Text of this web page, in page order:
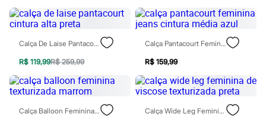
Tops
Moda íntima
Cintas e Modeladores
Meias
Pijamas
Sutiãs e Tops
Moda praia
Biquínis
Maiôs
Calça De Laise Pantacourt Cintura Alta Preta
R$ 119,99R$ 259,99
Calça Pantacourt Feminina Jeans Cintura Média Azul
R$ 159,99
Calça Balloon Feminina Texturizada Marrom Calça Wide Leg Feminina De Viscose Texturizada Preta